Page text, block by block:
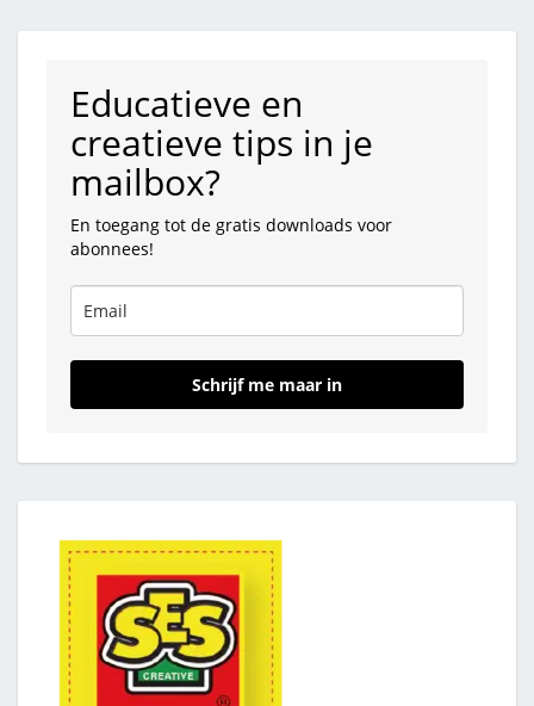
Educatieve en
creatieve tips in je
mailbox?
En toegang tot de gratis downloads voor
abonnees!
Schrijf me maar in